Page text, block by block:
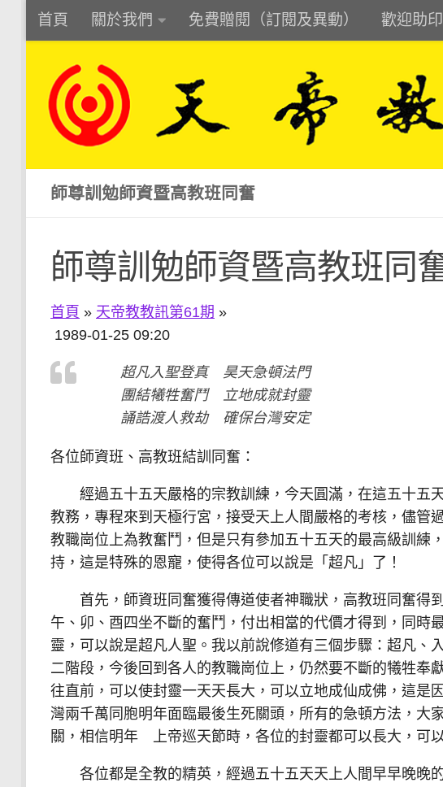
Skip to content
首頁 關於我們 免費贈閱（訂閱及異動） 歡迎助印
師尊訓勉師資暨高教班同奮
師尊訓勉師資暨高教班同
首頁 » 天帝教教訊第61期 »
1989-01-25 09:20
超凡入聖登真 昊天急頓法門
團結犧牲奮鬥 立地成就封靈
誦誥渡人救劫 確保台灣安定
各位師資班、高教班結訓同奮：
經過五十五天嚴格的宗教訓練，今天圓滿，在這五十五
教務，專程來到天極行宮，接受天上人間嚴格的考核，儘管
教職崗位上為教奮鬥，但是只有參加五十五天的最高級訓練
持，這是特殊的恩寵，使得各位可以說是「超凡」了！
首先，師資班同奮獲得傳道使者神職狀，高教班同奮得
午、卯、酉四坐不斷的奮鬥，付出相當的代價才得到，同
靈，可以說是超凡人聖。我以前說修道有三個步驟：超凡、
二階段，今後回到各人的教職崗位上，仍然要不斷的犧牲奉
往直前，可以使封靈一天天長大，可以立地成仙成佛，這是
灣兩千萬同胞明年面臨最後生死關頭，所有的急頓方法，大
關，相信明年 上帝巡天節時，各位的封靈都可以長大，可
各位都是全教的精英，經過五十五天天上人間早早晚晚